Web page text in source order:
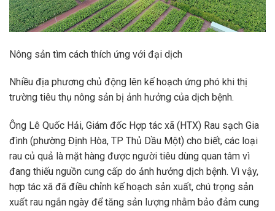
Nông sản tìm cách thích ứng với đại dịch
Nhiều địa phương chủ động lên kế hoạch ứng phó khi thị
trường tiêu thụ nông sản bị ảnh hưởng của dịch bệnh.
Ông Lê Quốc Hải, Giám đốc Hợp tác xã (HTX) Rau sạch Gia
đình (phường Định Hòa, TP Thủ Dầu Một) cho biết, các loại
rau củ quả là mặt hàng được người tiêu dùng quan tâm vì
đang thiếu nguồn cung cấp do ảnh hưởng dịch bệnh. Vì vậy,
hợp tác xã đã điều chỉnh kế hoạch sản xuất, chú trọng sản
xuất rau ngắn ngày để tăng sản lượng nhằm bảo đảm cung